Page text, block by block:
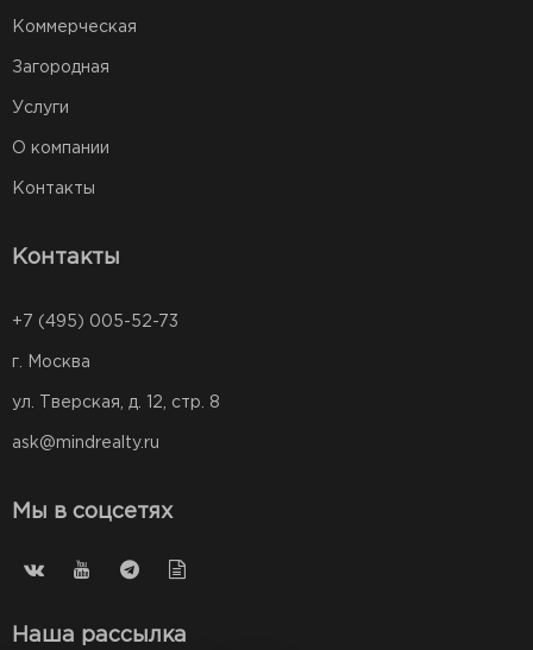
Коммерческая
Загородная
Услуги
О компании
Контакты
Контакты
+7 (495) 005-52-73
г. Москва
ул. Тверская, д. 12, стр. 8
ask@mindrealty.ru
Мы в соцсетях
Наша рассылка